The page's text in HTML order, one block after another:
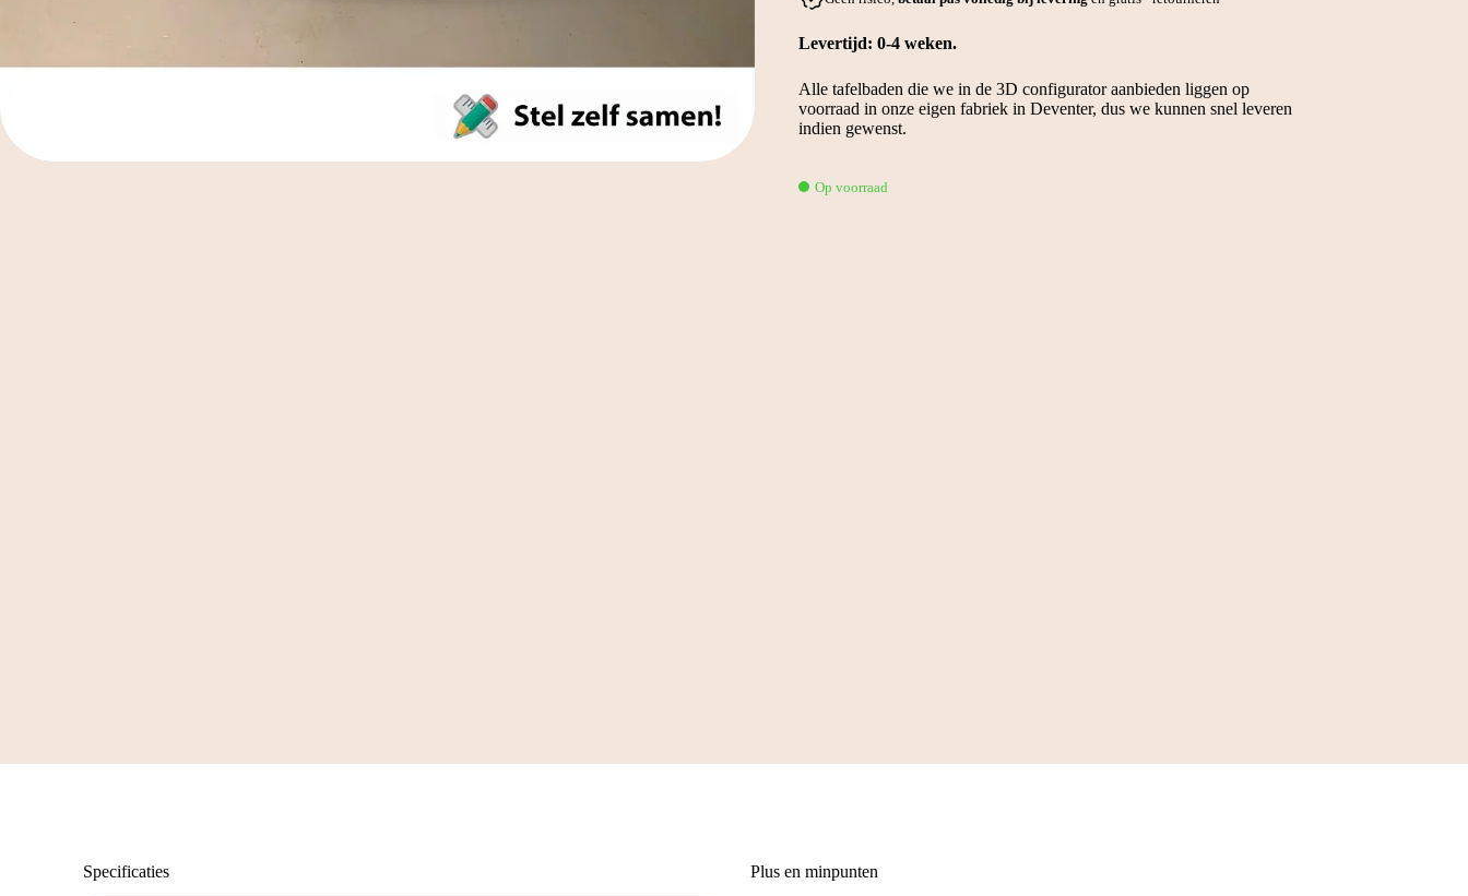
Levertijd: 0-4 weken.
Alle tafelbaden die we in de 3D configurator aanbieden liggen op
voorraad in onze eigen fabriek in Deventer, dus we kunnen snel leveren
indien gewenst.
Op voorraad
Specificaties
Plus en minpunten